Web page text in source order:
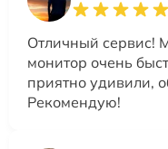
Отличный сервис!
монитор очень
приятно удивили,
Рекомендую!